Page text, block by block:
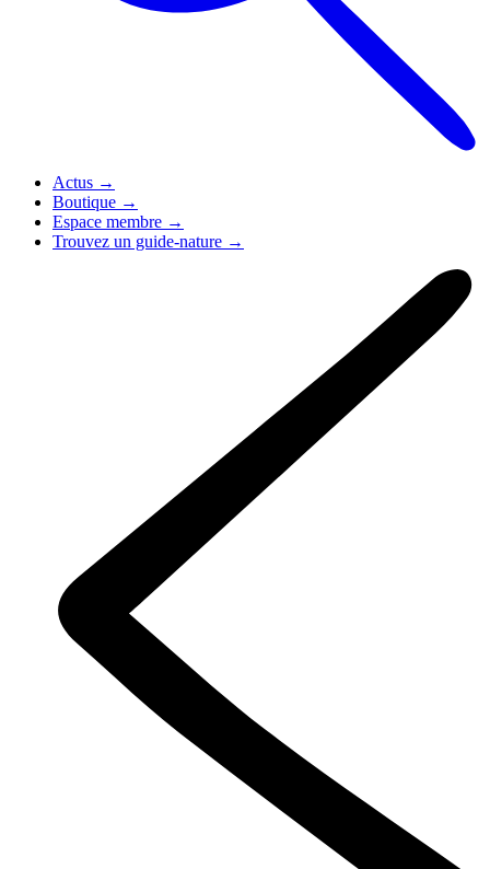
Actus →
Boutique →
Espace membre →
Trouvez un guide-nature →